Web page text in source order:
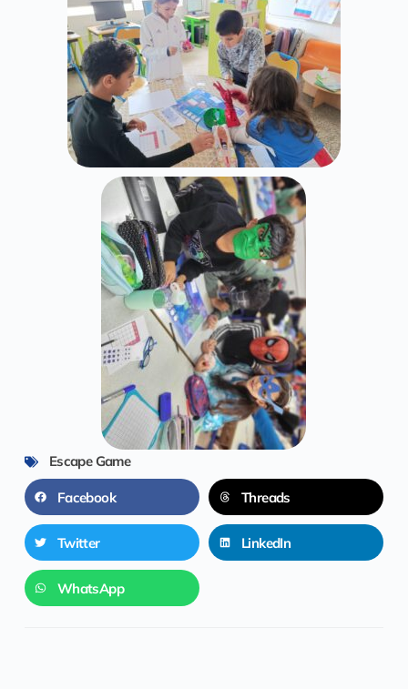
Escape Game
Facebook Threads
Twitter LinkedIn
WhatsApp